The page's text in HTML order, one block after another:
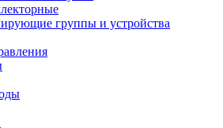
группы и устройства